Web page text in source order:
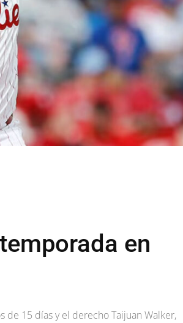
en
de 15 días y el derecho Taijuan Walker,